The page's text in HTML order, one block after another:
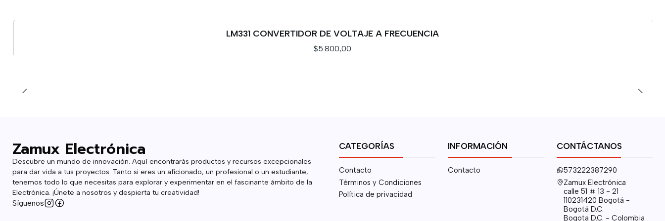
LM331 CONVERTIDOR DE VOLTAJE A FRECUENCIA
$5.800,00
Zamux Electrónica
Descubre un mundo de innovación. Aquí encontrarás productos y recursos excepcionales
para dar vida a tus proyectos. Tanto si eres un aficionado, un profesional o un estudiante,
tenemos todo lo que necesitas para explorar y experimentar en el fascinante ámbito de la
Electrónica. ¡Únete a nosotros y despierta tu creatividad!
Síguenos
CATEGORÍAS
Contacto
Términos y Condiciones
Política de privacidad
INFORMACIÓN
Contacto
CONTÁCTANOS
573222387290
Zamux Electrónica
calle 51 # 13 - 21
110231420 Bogotá -
Bogotá D.C.
Bogota D.C. - Colombia